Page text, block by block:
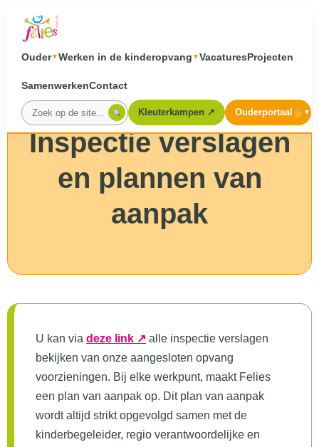
Ouder▼Werken in de kinderopvang ▼VacaturesProjecten
SamenwerkenContact
Kleuterkampen ↗ Ouderportaal ▼
KWALITEIT & TRANSPARANTIE
Inspectie verslagen
en plannen van
aanpak
U kan via deze link ↗ alle inspectie verslagen
bekijken van onze aangesloten opvang
voorzieningen. Bij elke werkpunt, maakt Felies
een plan van aanpak op. Dit plan van aanpak
wordt altijd strikt opgevolgd samen met de
kinderbegeleider, regio verantwoordelijke en